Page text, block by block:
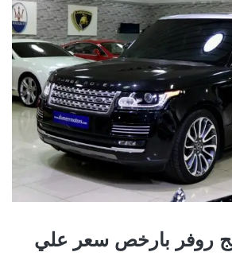
روفر بارخص سعر علي